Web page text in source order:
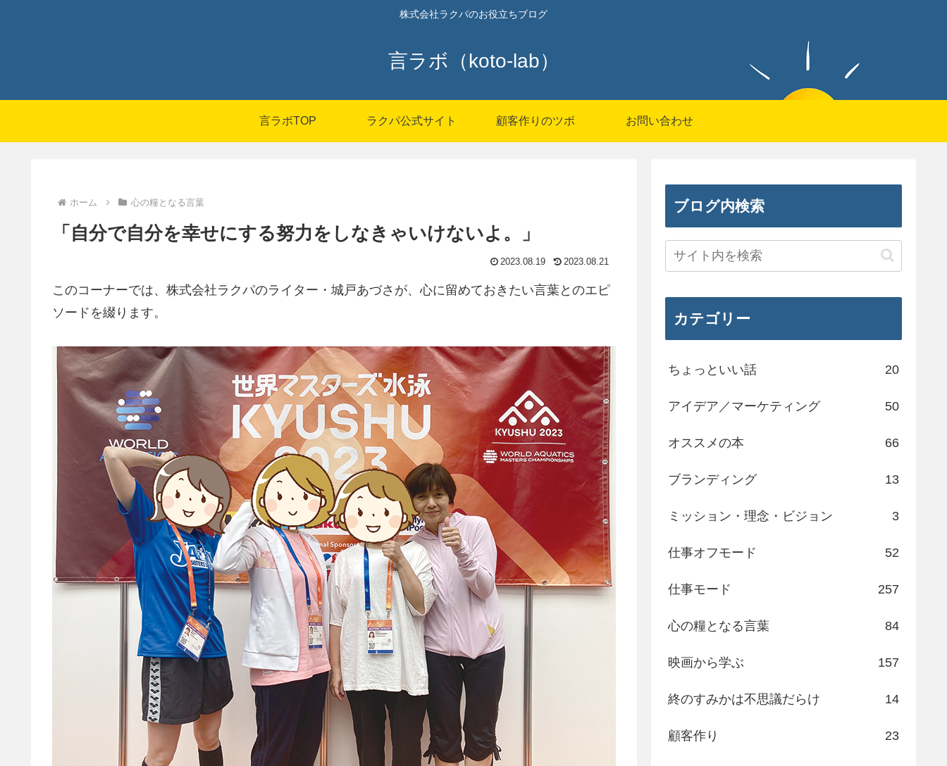
株式会社ラクパのお役立ちブログ
言ラボ（koto-lab）
言ラボTOP ラクパ公式サイト 顧客作りのツボ お問い合わせ
ホーム 心の糧となる言葉
「自分で自分を幸せにする努力をしなきゃいけないよ。」
2023.08.19 2023.08.21
このコーナーでは、株式会社ラクパのライター・城戸あづさが、心に留めておきたい言葉とのエピ
ソードを綴ります。
ブログ内検索
カテゴリー
ちょっといい話 20
アイデア／マーケティング 50
オススメの本 66
ブランディング 13
ミッション・理念・ビジョン 3
仕事オフモード 52
仕事モード 257
心の糧となる言葉 84
映画から学ぶ 157
終のすみかは不思議だらけ 14
顧客作り 23